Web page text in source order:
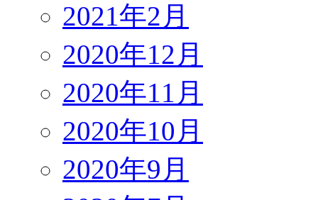
2021年2月
2020年12月
2020年11月
2020年10月
2020年9月